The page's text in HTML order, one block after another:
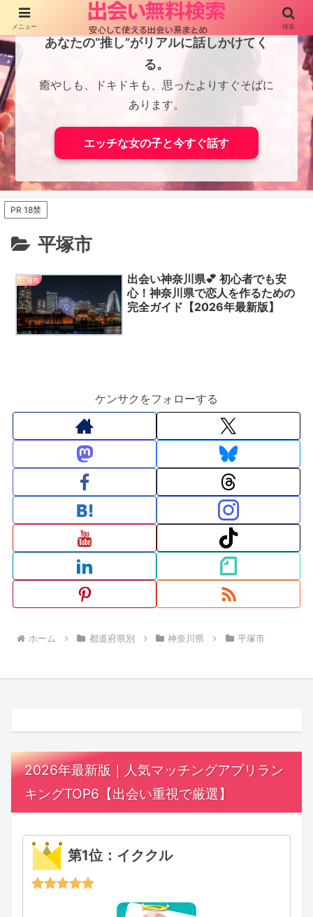
あなたの“推し”がリアルに話しかけてく
る。
癒やしも、ドキドキも、思ったよりすぐそばに
あります。
エッチな女の子と今すぐ話す
PR 18禁
平塚市
三浦市
出会い神奈川県💕 初心者でも安
心！神奈川県で恋人を作るための
完全ガイド【2026年最新版】
ケンサクをフォローする
ホーム 都道府県別 神奈川県 平塚市
2026年最新版｜人気マッチングアプリラン
キングTOP6【出会い重視で厳選】
第1位：イククル
メニュー 検索